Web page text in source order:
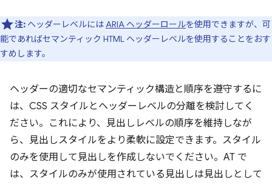
注: ヘッダーレベルにはARIA ヘッダーロールを使用できますが、可
能であればセマンティック HTML ヘッダーレベルを使用することをおす
すめします。
ヘッダーの適切なセマンティック構造と順序を遵守するに
は、CSS スタイルとヘッダーレベルの分離を検討してく
ださい。これにより、見出しレベルの順序を維持しなが
ら、見出しスタイルをより柔軟に設定できます。スタイル
のみを使用して見出しを作成しないでください。AT で
は、スタイルのみが使用されている見出しは見出しとして